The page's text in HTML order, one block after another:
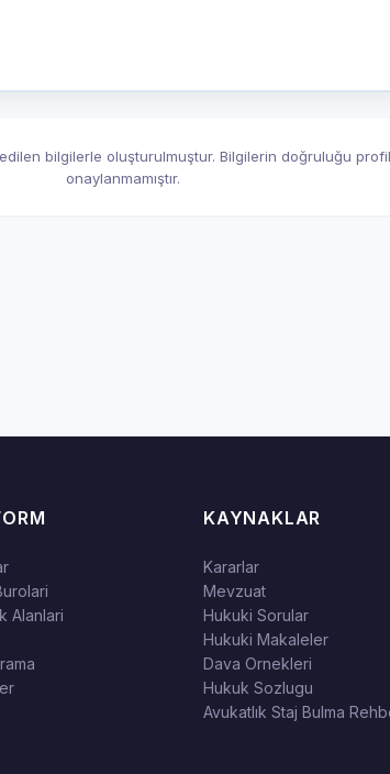
bilgilerle oluşturulmuştur. Bilgilerin doğruluğu
onaylanmamıştır.
Alanlari
KAYNAKLAR
Kararlar
Mevzuat
Hukuki Sorular
Hukuki Makaleler
Dava Ornekleri
Hukuk Sozlugu
Avukatlık Staj Bulma